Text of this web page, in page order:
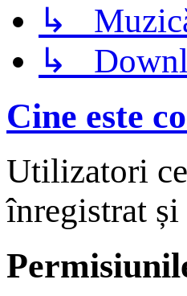
↳
↳
Cine este
Utilizatori
înregistrat